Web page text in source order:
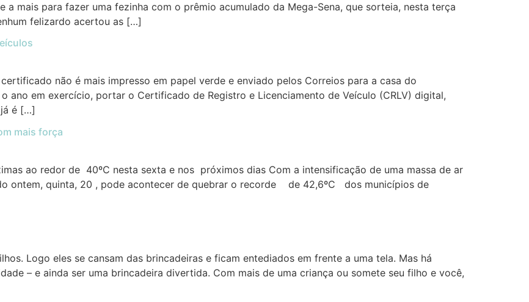
mais para fazer uma fezinha com o prêmio acumulado da Mega-Sena, que sorteia, nesta terça
felizardo acertou as […]
não é mais impresso em papel verde e enviado pelos Correios para a casa do
ano em exercício, portar o Certificado de Registro e Licenciamento de Veículo (CRLV) digital,
é […]
mais força
ao redor de 40ºC nesta sexta e nos próximos dias Com a intensificação de uma massa de ar
ontem, quinta, 20 , pode acontecer de quebrar o recorde de 42,6ºC dos municípios de
Logo eles se cansam das brincadeiras e ficam entediados em frente a uma tela. Mas há
– e ainda ser uma brincadeira divertida. Com mais de uma criança ou somete seu filho e você,